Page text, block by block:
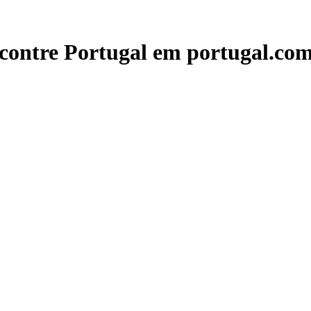
Portugal em